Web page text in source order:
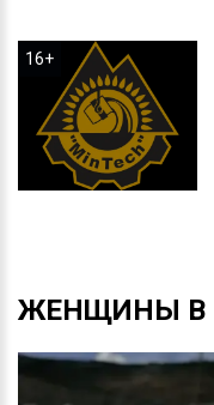
16+
ЖЕНЩИНЫ В